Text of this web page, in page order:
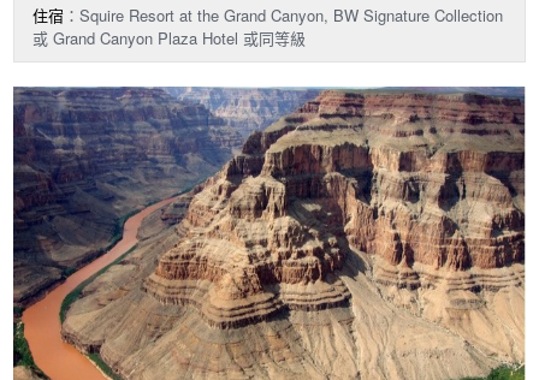
住宿 ：Squire Resort at the Grand Canyon, BW Signature Collection
或 Grand Canyon Plaza Hotel 或同等級